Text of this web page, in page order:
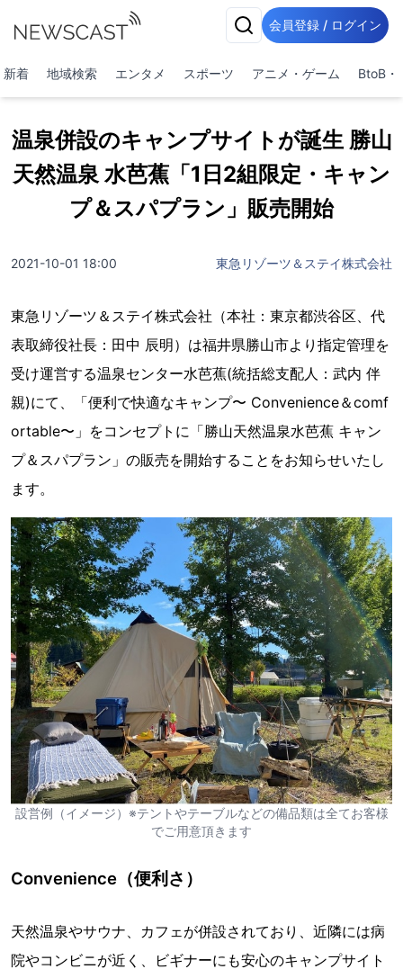
会員登録 / ログイン
新着 地域検索 エンタメ スポーツ アニメ・ゲーム BtoB・
温泉併設のキャンプサイトが誕生 勝山
天然温泉 水芭蕉「1日2組限定・キャン
プ＆スパプラン」販売開始
2021-10-01 18:00 東急リゾーツ＆ステイ株式会社
東急リゾーツ＆ステイ株式会社（本社：東京都渋⾕区、代
表取締役社⻑：⽥中 辰明）は福井県勝山市より指定管理を
受け運営する温泉センター水芭蕉(統括総支配人：武内 伴
親)にて、「便利で快適なキャンプ〜 Convenience＆comf
ortable〜」をコンセプトに「勝山天然温泉水芭蕉 キャン
プ＆スパプラン」の販売を開始することをお知らせいたし
ます。
設営例（イメージ）※テントやテーブルなどの備品類は全てお客様
でご用意頂きます
Convenience（便利さ）
天然温泉やサウナ、カフェが併設されており、近隣には病
院やコンビニが近く、ビギナーにも安心のキャンプサイト